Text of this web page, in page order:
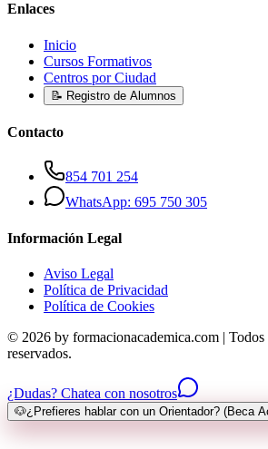
Enlaces
Inicio
Cursos Formativos
Centros por Ciudad
📝 Registro de Alumnos
Contacto
854 701 254
WhatsApp: 695 750 305
Información Legal
Aviso Legal
Política de Privacidad
Política de Cookies
© 2026 by formacionacademica.com | Todos
reservados.
¿Dudas? Chatea con nosotros
🐶¿Prefieres hablar con un Orientador? (Beca